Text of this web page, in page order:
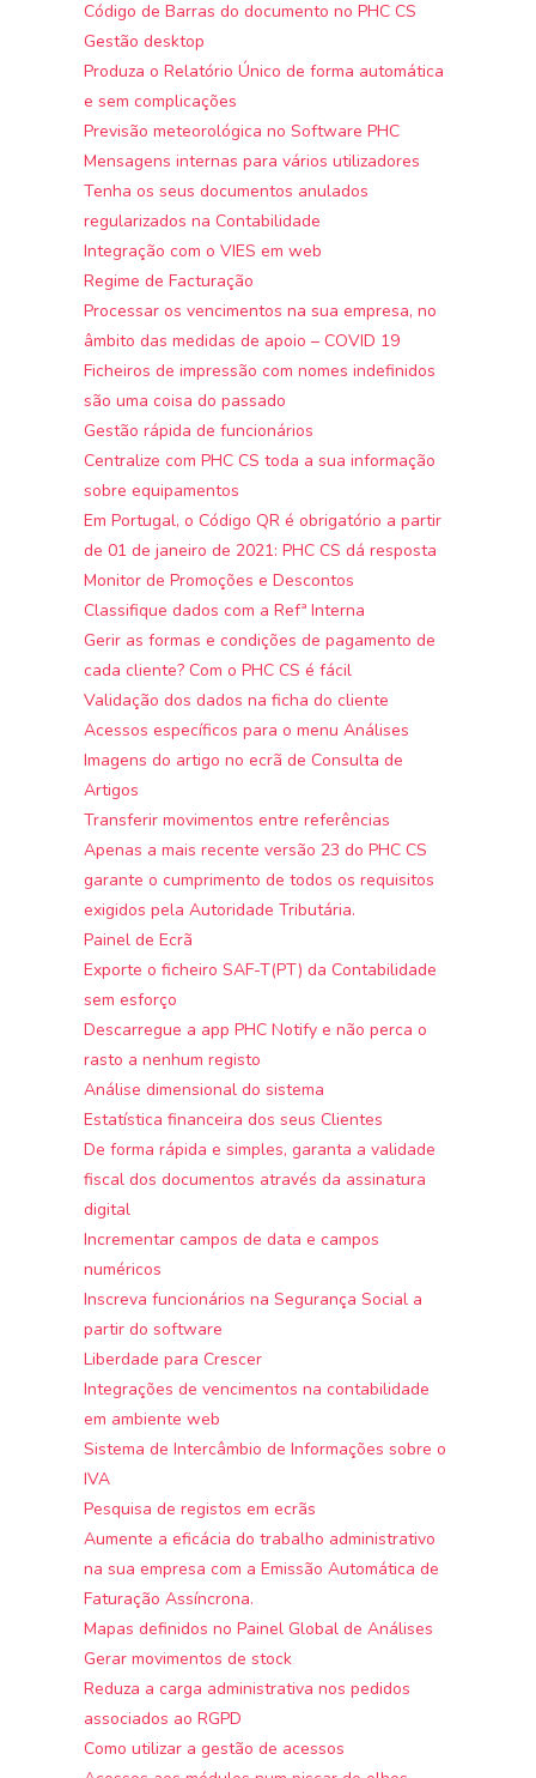
Código de Barras do documento no PHC CS
Gestão desktop
Produza o Relatório Único de forma automática
e sem complicações
Previsão meteorológica no Software PHC
Mensagens internas para vários utilizadores
Tenha os seus documentos anulados
regularizados na Contabilidade
Integração com o VIES em web
Regime de Facturação
Processar os vencimentos na sua empresa, no
âmbito das medidas de apoio – COVID 19
Ficheiros de impressão com nomes indefinidos
são uma coisa do passado
Gestão rápida de funcionários
Centralize com PHC CS toda a sua informação
sobre equipamentos
Em Portugal, o Código QR é obrigatório a partir
de 01 de janeiro de 2021: PHC CS dá resposta
Monitor de Promoções e Descontos
Classifique dados com a Refª Interna
Gerir as formas e condições de pagamento de
cada cliente? Com o PHC CS é fácil
Validação dos dados na ficha do cliente
Acessos específicos para o menu Análises
Imagens do artigo no ecrã de Consulta de
Artigos
Transferir movimentos entre referências
Apenas a mais recente versão 23 do PHC CS
garante o cumprimento de todos os requisitos
exigidos pela Autoridade Tributária.
Painel de Ecrã
Exporte o ficheiro SAF-T(PT) da Contabilidade
sem esforço
Descarregue a app PHC Notify e não perca o
rasto a nenhum registo
Análise dimensional do sistema
Estatística financeira dos seus Clientes
De forma rápida e simples, garanta a validade
fiscal dos documentos através da assinatura
digital
Incrementar campos de data e campos
numéricos
Inscreva funcionários na Segurança Social a
partir do software
Liberdade para Crescer
Integrações de vencimentos na contabilidade
em ambiente web
Sistema de Intercâmbio de Informações sobre o
IVA
Pesquisa de registos em ecrãs
Aumente a eficácia do trabalho administrativo
na sua empresa com a Emissão Automática de
Faturação Assíncrona.
Mapas definidos no Painel Global de Análises
Gerar movimentos de stock
Reduza a carga administrativa nos pedidos
associados ao RGPD
Como utilizar a gestão de acessos